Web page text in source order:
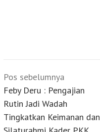
Navigasi
pos
Pos sebelumnya
Feby Deru : Pengajian
Rutin Jadi Wadah
Tingkatkan Keimanan dan